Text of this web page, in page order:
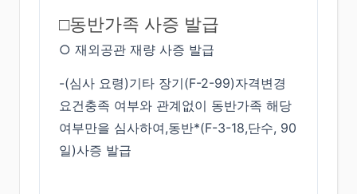
□동반가족 사증 발급
○ 재외공관 재량 사증 발급
-(심사 요령)기타 장기(F-2-99)자격변경
요건충족 여부와 관계없이 동반가족 해당
여부만을 심사하여,동반*(F-3-18,단수, 90
일)사증 발급